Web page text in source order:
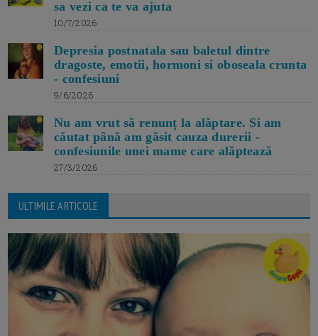
sa vezi ca te va ajuta
10/7/2026
Depresia postnatala sau baletul dintre
dragoste, emotii, hormoni si oboseala crunta
- confesiuni
9/6/2026
Nu am vrut să renunț la alăptare. Si am
căutat până am găsit cauza durerii -
confesiunile unei mame care alăptează
27/3/2026
ULTIMILE ARTICOLE